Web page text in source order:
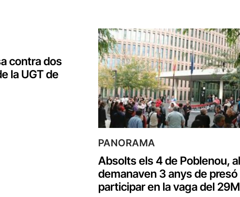
contra dos
la UGT de
PANORAMA
Absolts els 4 de Poblenou,
demanaven 3 anys de
participar en la vaga del 29M